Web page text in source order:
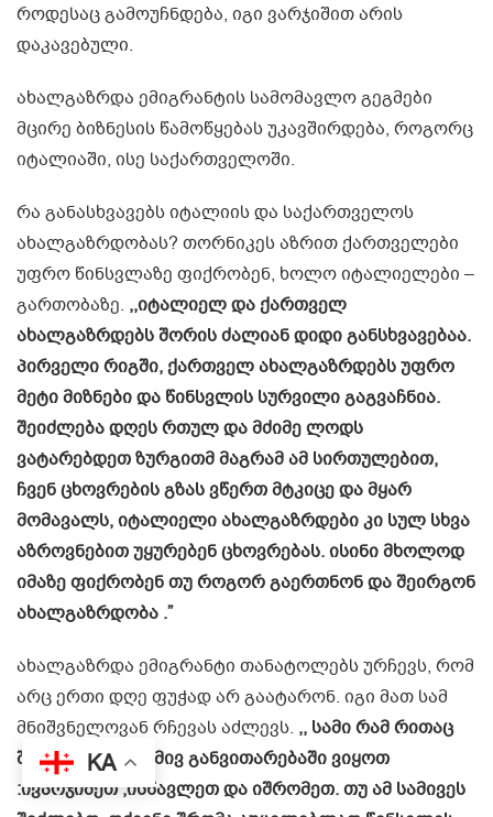
როდესაც გამოუჩნდება, იგი ვარჯიშით არის
დაკავებული.
ახალგაზრდა ემიგრანტის სამომავლო გეგმები
მცირე ბიზნესის წამოწყებას უკავშირდება, როგორც
იტალიაში, ისე საქართველოში.
რა განასხვავებს იტალიის და საქართველოს
ახალგაზრდობას? თორნიკეს აზრით ქართველები
უფრო წინსვლაზე ფიქრობენ, ხოლო იტალიელები –
გართობაზე. ,,იტალიელ და ქართველ
ახალგაზრდებს შორის ძალიან დიდი განსხვავებაა.
პირველი რიგში, ქართველ ახალგაზრდებს უფრო
მეტი მიზნები და წინსვლის სურვილი გაგვაჩნია.
შეიძლება დღეს რთულ და მძიმე ლოდს
ვატარებდეთ ზურგითმ მაგრამ ამ სირთულებით,
ჩვენ ცხოვრების გზას ვწერთ მტკიცე და მყარ
მომავალს, იტალიელი ახალგაზრდები კი სულ სხვა
აზროვნებით უყურებენ ცხოვრებას. ისინი მხოლოდ
იმაზე ფიქრობენ თუ როგორ გაერთნონ და შეირგონ
ახალგაზრდობა .”
ახალგაზრდა ემიგრანტი თანატოლებს ურჩევს, რომ
არც ერთი დღე ფუჭად არ გაატარონ. იგი მათ სამ
მნიშვნელოვან რჩევას აძლევს. ,, სამი რამ რითაც
შეგვიძლია მუდმივ განვითარებაში ვიყოთ
:ივარჯიშეთ ,ისწავლეთ და იშრომეთ. თუ ამ სამივეს
KA